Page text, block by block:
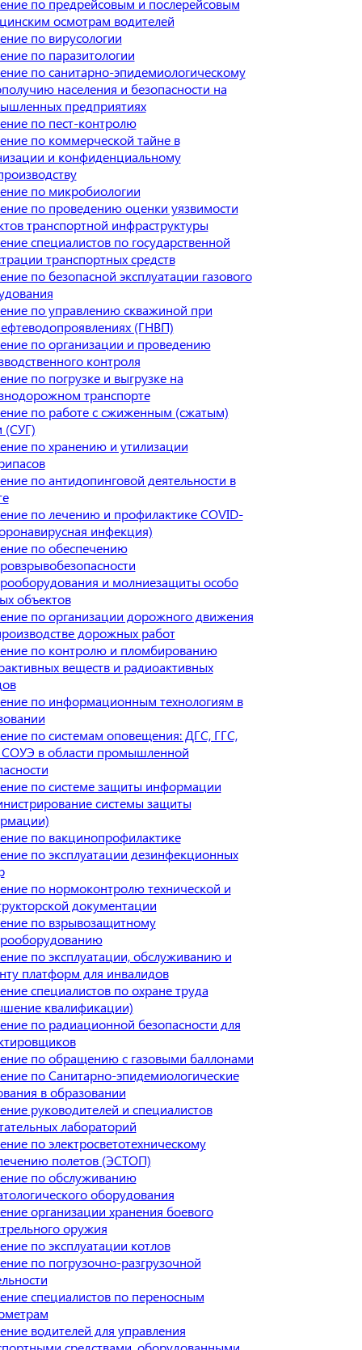
по предрейсовым и послерейсовым
осмотрам водителей
по вирусологии
по паразитологии
по санитарно-эпидемиологическому
населения и безопасности на
предприятиях
по пест-контролю
по коммерческой тайне в
и конфиденциальному
по микробиологии
по проведению оценки уязвимости
транспортной инфраструктуры
специалистов по государственной
транспортных средств
по безопасной эксплуатации газового
по управлению скважиной при
(ГНВП)
по организации и проведению
контроля
по погрузке и выгрузке на
транспорте
по работе с сжиженным (сжатым)
(СУГ)
по хранению и утилизации
по антидопинговой деятельности в
по лечению и профилактике COVID-
инфекция)
по обеспечению
и молниезащиты особо
объектов
по организации дорожного движения
дорожных работ
по контролю и пломбированию
веществ и радиоактивных
по информационным технологиям в
по системам оповещения: ДГС, ГГС,
в области промышленной
по системе защиты информации
системы защиты
по вакцинопрофилактике
по эксплуатации дезинфекционных
по нормоконтролю технической и
документации
по взрывозащитному
по эксплуатации, обслуживанию и
платформ для инвалидов
специалистов по охране труда
квалификации)
по радиационной безопасности для
по обращению с газовыми баллонами
по Санитарно-эпидемиологические
в образовании
руководителей и специалистов
лабораторий
по электросветотехническому
полетов (ЭСТОП)
по обслуживанию
оборудования
организации хранения боевого
оружия
по эксплуатации котлов
по погрузочно-разгрузочной
специалистов по переносным
водителей для управления